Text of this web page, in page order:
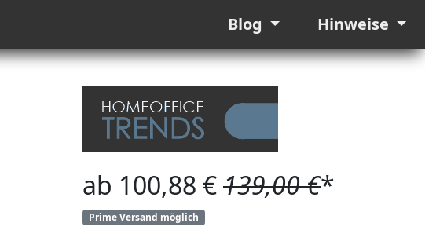
Blog Hinweise
ab 100,88 €139,00 €*
Prime Versand möglich